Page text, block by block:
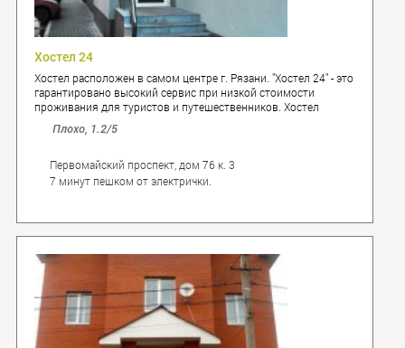
Хостел 24
Хостел расположен в самом центре г. Рязани. "Хостел 24" - это
гарантировано высокий сервис при низкой стоимости
проживания для туристов и путешественников. Хостел
железнодорожного вокзала Рязань 1, 2, площади Победы,
Плохо, 1.2/5
Первомайский проспект, дом 76 к. 3
7 минут пешком от электрички.